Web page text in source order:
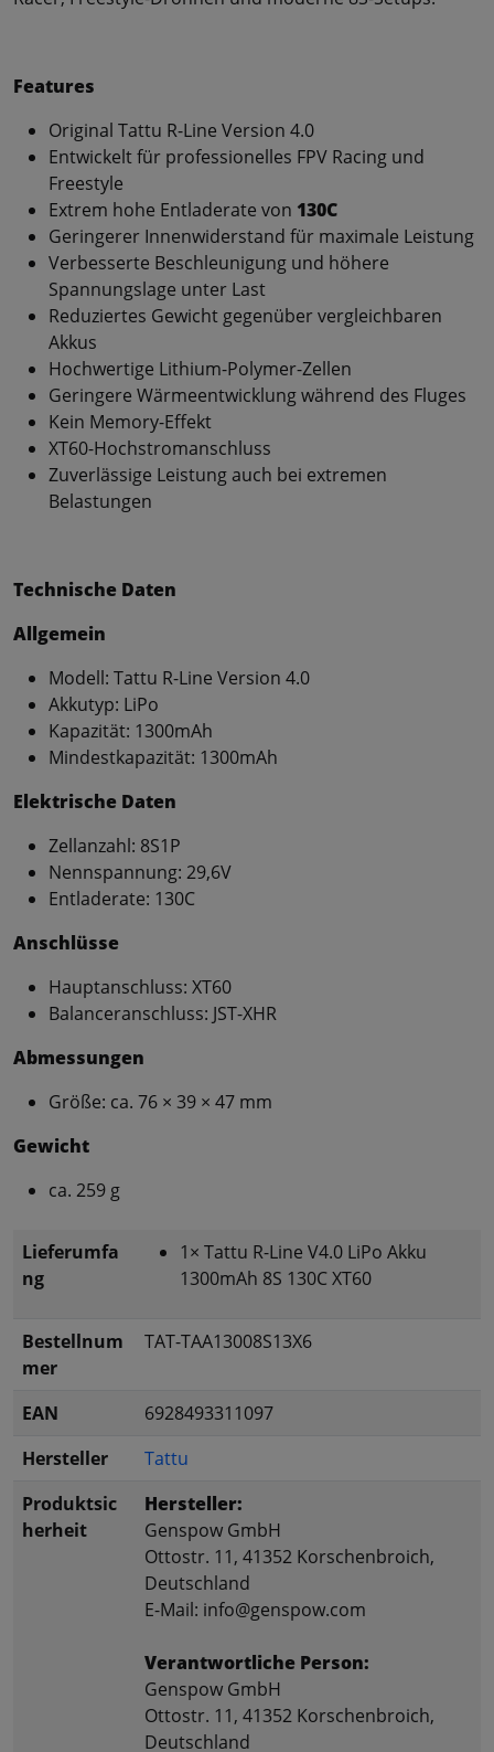
Features
Original Tattu R-Line Version 4.0
Entwickelt für professionelles FPV Racing und
Freestyle
Extrem hohe Entladerate von 130C
Geringerer Innenwiderstand für maximale Leistung
Verbesserte Beschleunigung und höhere
Spannungslage unter Last
Reduziertes Gewicht gegenüber vergleichbaren
Akkus
Hochwertige Lithium-Polymer-Zellen
Geringere Wärmeentwicklung während des Fluges
Kein Memory-Effekt
XT60-Hochstromanschluss
Zuverlässige Leistung auch bei extremen
Belastungen
Technische Daten
Allgemein
Modell: Tattu R-Line Version 4.0
Akkutyp: LiPo
Kapazität: 1300mAh
Mindestkapazität: 1300mAh
Elektrische Daten
Zellanzahl: 8S1P
Nennspannung: 29,6V
Entladerate: 130C
Anschlüsse
Hauptanschluss: XT60
Balanceranschluss: JST-XHR
Abmessungen
Größe: ca. 76 × 39 × 47 mm
Gewicht
ca. 259 g
Lieferumfa
ng
1× Tattu R-Line V4.0 LiPo Akku
1300mAh 8S 130C XT60
Bestellnum
mer
TAT-TAA13008S13X6
EAN
6928493311097
Hersteller
Tattu
Produktsic
herheit
Hersteller:
Genspow GmbH
Ottostr. 11, 41352 Korschenbroich,
Deutschland
E-Mail: info@genspow.com
Verantwortliche Person:
Genspow GmbH
Ottostr. 11, 41352 Korschenbroich,
Deutschland